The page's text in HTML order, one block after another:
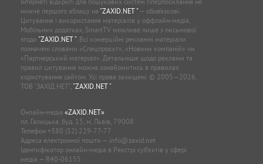
нижче першого абзацу на "ZAXID.NET "— обов’язкові.
Цитування і використання матеріалів у оффлайн-медіа,
Мобільних додатках, SmartTV можливе лише з письмової
згоди "ZAXID.NET ". Всі комерційні рекламні матеріали
позначені словами «Спецпроєкт», «Новини компаній» чи
«Партнерський матеріал». Детальніше щодо реклами та
правил цитування можна ознайомитись в правилах
користування сайтом. Усі права захищені. © 2005—2026,
ТОВ “ЗАХІД.НЕТ”, "ZAXID.NET ".
Онлайн-медіа «ZAXID.NET»
пл. Галицька, буд. 15, м. Львів, 79008
Телефон +380 (32) 229-77-77
Адреса електронної пошти — info@zaxid.net
Ідентифікатор онлайн-медіа в Реєстрі суб'єктів у сфері
медіа — R40-06155